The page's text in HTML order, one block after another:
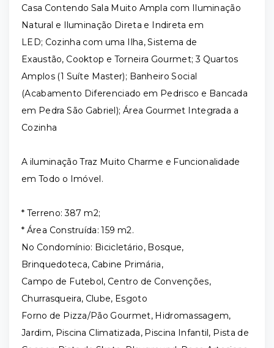
Casa Contendo Sala Muito Ampla com Iluminação
Natural e Iluminação Direta e Indireta em
LED; Cozinha com uma Ilha, Sistema de
Exaustão, Cooktop e Torneira Gourmet; 3 Quartos
Amplos (1 Suíte Master); Banheiro Social
(Acabamento Diferenciado em Pedrisco e Bancada
em Pedra São Gabriel); Área Gourmet Integrada a
Cozinha
A iluminação Traz Muito Charme e Funcionalidade
em Todo o Imóvel.
* Terreno: 387 m2;
* Área Construída: 159 m2.
No Condomínio: Bicicletário, Bosque,
Brinquedoteca, Cabine Primária,
Campo de Futebol, Centro de Convenções,
Churrasqueira, Clube, Esgoto
Forno de Pizza/Pão Gourmet, Hidromassagem,
Jardim, Piscina Climatizada, Piscina Infantil, Pista de